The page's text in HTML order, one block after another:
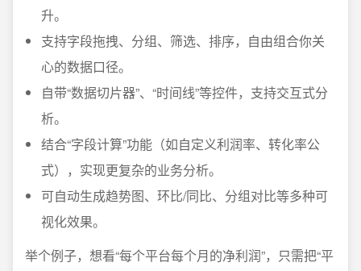
升。
支持字段拖拽、分组、筛选、排序，自由组合你关
心的数据口径。
自带“数据切片器”、“时间线”等控件，支持交互式分
析。
结合“字段计算”功能（如自定义利润率、转化率公
式），实现更复杂的业务分析。
可自动生成趋势图、环比/同比、分组对比等多种可
视化效果。
举个例子，想看“每个平台每个月的净利润”，只需把“平